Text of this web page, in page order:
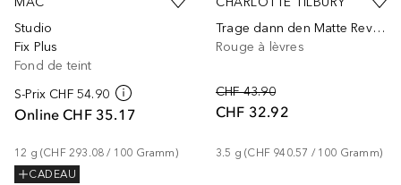
Studio
Fix Plus
Fond de teint
S-Prix CHF 54.90
Online CHF 35.17
12 g (CHF 293.08 / 100 Gramm)
CADEAU
Trage dann den Matte Revolution Lippenstift direkt oder für ein extra präzises Ergebnis mit dem Lip Brush (separat erhältlich) auf.
Rouge à lèvres
CHF 43.90
CHF 32.92
3.5 g (CHF 940.57 / 100 Gramm)
+38